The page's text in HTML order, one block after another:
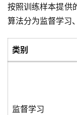
按照训练样本提供
算法分为监督学习
类别
监督学习